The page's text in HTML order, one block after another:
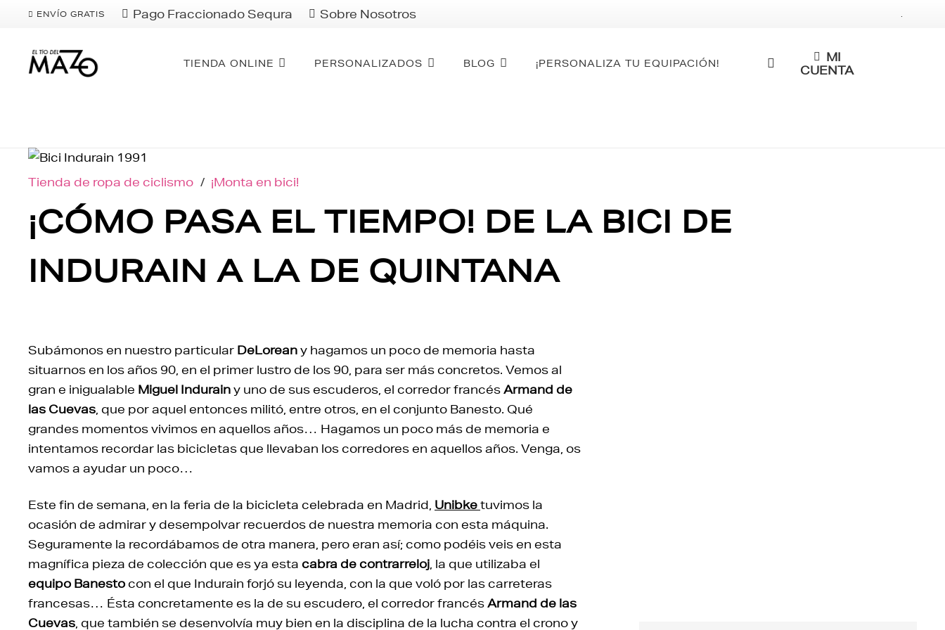
ENVÍO GRATIS Pago Fraccionado Sequra Sobre Nosotros .
TIENDA ONLINE PERSONALIZADOS BLOG ¡PERSONALIZA TU EQUIPACIÓN!
MI
CUENTA
Tienda de ropa de ciclismo / ¡Monta en bici!
¡CÓMO PASA EL TIEMPO! DE LA BICI DE
INDURAIN A LA DE QUINTANA
Subámonos en nuestro particular DeLoreany hagamos un poco de memoria hasta
situarnos en los años 90, en el primer lustro de los 90, para ser más concretos. Vemos al
gran e inigualable Miguel Indurainy uno de sus escuderos, el corredor francésArmand de
las Cuevas , que por aquel entonces militó, entre otros, en el conjunto Banesto. Qué
grandes momentos vivimos en aquellos años… Hagamos un poco más de memoria e
intentamos recordar las bicicletas que llevaban los corredores en aquellos años. Venga, os
vamos a ayudar un poco…
Este fin de semana, en la feria de la bicicleta celebrada en Madrid, Unibketuvimos la
ocasión de admirar y desempolvar recuerdos de nuestra memoria con esta máquina.
Seguramente la recordábamos de otra manera, pero eran así; como podéis veis en esta
magnífica pieza de colección que es ya esta cabra de contrarreloj , la que utilizaba el
equipo Banestocon el que Indurain forjó su leyenda, con la que voló por las carreteras
francesas… Ésta concretamente es la de su escudero, el corredor francésArmand de las
Cuevas , que también se desenvolvía muy bien en la disciplina de la lucha contra el crono y